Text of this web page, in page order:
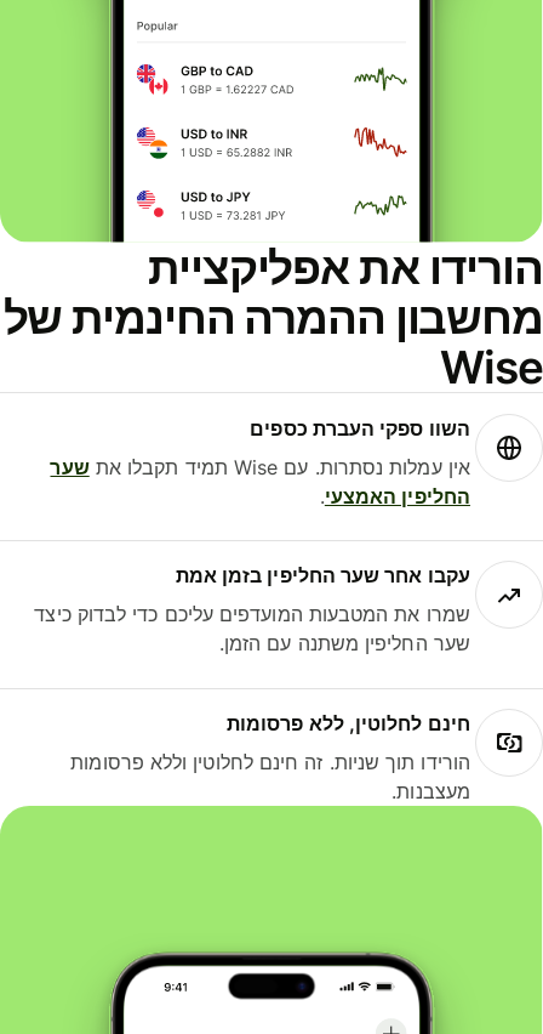
את אפליקציית
ההמרה החינמית של
השוו ספקי העברת כספים
אין עמלות נסתרות. עם Wise תמיד תקבלו את
שער
החליפין האמצעי.
עקבו אחר שער החליפין בזמן אמת
שמרו את המטבעות המועדפים עליכם כדי לבדוק כיצד
שער החליפין משתנה עם הזמן.
חינם לחלוטין, ללא פרסומות
הורידו תוך שניות. זה חינם לחלוטין וללא פרסומות
מעצבנות.